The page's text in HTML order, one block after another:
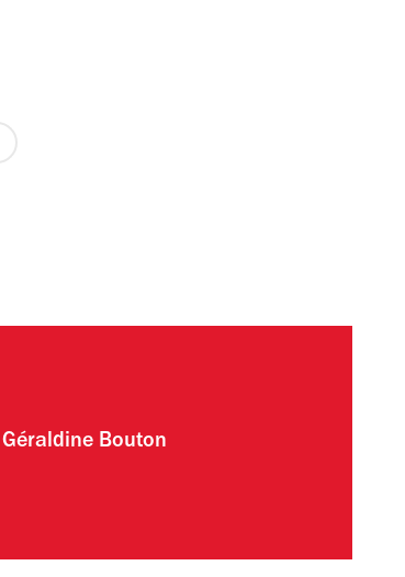
Géraldine Bouton